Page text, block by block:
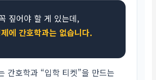
짚어야 할 게 있는데,
에 간호학과는 없습니다.
간호학과 “입학 티켓”을 만드는